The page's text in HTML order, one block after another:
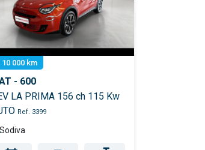
10 000 km
- 600
LA PRIMA 156 ch 115 Kw
Ref. 3399